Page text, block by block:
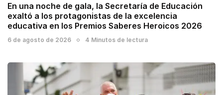
En una noche de gala, la Secretaría de Educación
exaltó a los protagonistas de la excelencia
educativa en los Premios Saberes Heroicos 2026
6 de agosto de 2026 4 Minutos de lectura